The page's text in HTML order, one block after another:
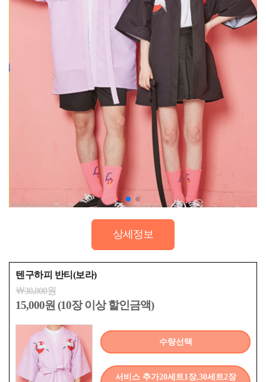
상세정보
텐구하피 반티(보라)
￦30,000원
15,000원 (10장 이상 할인금액)
수량선택
서비스 추가20세트1장,30세트2장